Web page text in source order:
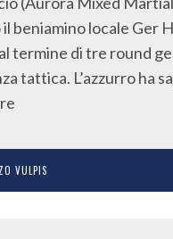
beniamino locale Ger
termine di tre round
tattica. L’azzurro ha
VULPIS